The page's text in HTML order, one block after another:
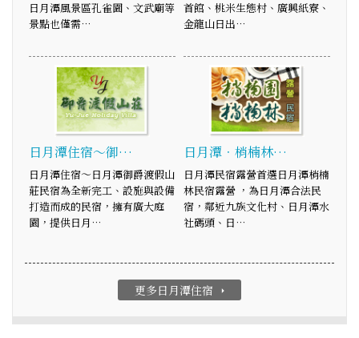
日月潭風景區孔雀園、文武廟等
景點也僅需…
首館、桃米生態村、廣興紙寮、
金龍山日出…
日月潭住宿～御…
日月潭住宿～日月潭御爵渡假山
莊民宿為全新完工、設施與設備
打造而成的民宿，擁有廣大庭
園，提供日月…
日月潭．梢楠林…
日月潭民宿露營首選日月潭梢楠
林民宿露營 ，為日月潭合法民
宿，鄰近九族文化村、日月潭水
社碼頭、日…
更多日月潭住宿 arrow_right